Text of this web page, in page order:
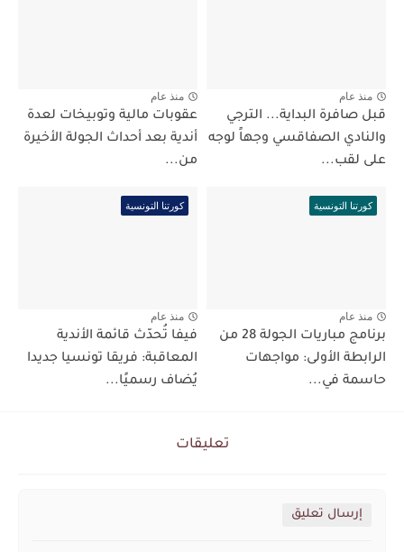
منذ عام
قبل صافرة البداية... الترجي
والنادي الصفاقسي وجهاً لوجه
على لقب...
منذ عام
عقوبات مالية وتوبيخات لعدة
أندية بعد أحداث الجولة الأخيرة
من...
كورتنا التونسية
منذ عام
برنامج مباريات الجولة 28 من
الرابطة الأولى: مواجهات
حاسمة في...
كورتنا التونسية
منذ عام
فيفا تُحدّث قائمة الأندية
المعاقبة: فريقا تونسيا جديدا
يُضاف رسميًا...
تعليقات
إرسال تعليق